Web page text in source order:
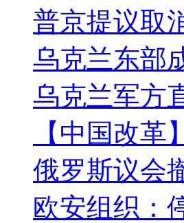
普京提议取
乌克兰东部
乌克兰军方
【中国改
俄罗斯议会
欧安组织：